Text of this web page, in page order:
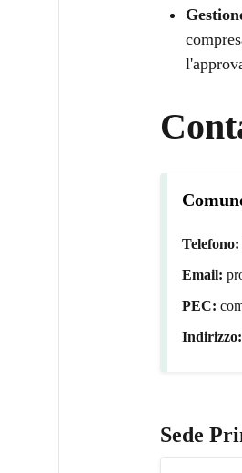
Telefono:
Email:
PEC:
Indirizzo:
Sede